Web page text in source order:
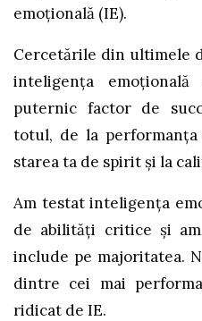
emoțională (IE).
Cercetările din ultimele
inteligența
puternic factor de
totul, de la
starea ta de spirit și la
Am testat inteligența
de abilități critice și
include pe majoritatea.
dintre cei mai
ridicat de IE.